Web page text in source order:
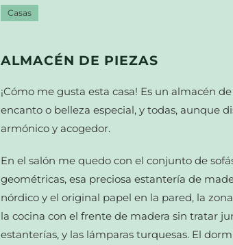
Casas
ALMACÉN DE PIEZAS
¡Cómo me gusta esta casa! Es un almacén
encanto o belleza especial, y todas, aunque
armónico y acogedor.
En el salón me quedo con el conjunto de
geométricas, esa preciosa estantería de
nórdico y el original papel en la pared, la
la cocina con el frente de madera sin tratar
estanterías, y las lámparas turquesas. El